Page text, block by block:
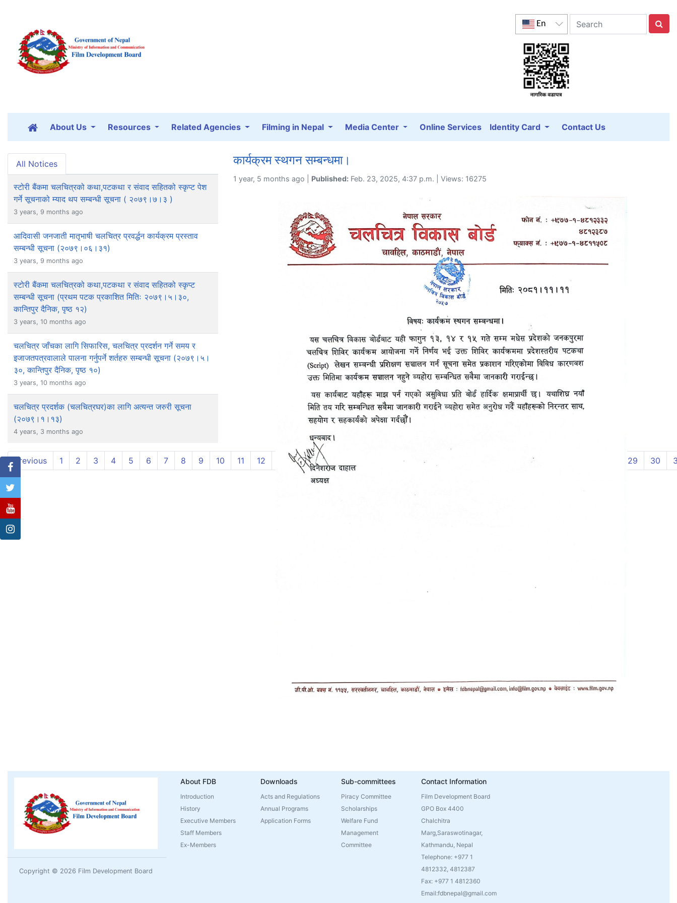
En
About Us Resources Related Agencies Filming in Nepal Media Center Online Services Identity Card Contact Us
All Notices
स्टोरी बैंकमा चलचित्रको कथा,पटकथा र संवाद सहितको स्कृप्ट पेश
गर्ने सूचनाको म्याद थप सम्बन्धी सूचना ( २०७९।७।३ )
3 years, 9 months ago
आदिवासी जनजाती मातृभाषी चलचित्र प्रवर्द्धन कार्यक्रम प्रस्ताव
सम्बन्धी सूचना (२०७९।०६।३१)
3 years, 9 months ago
स्टोरी बैंकमा चलचित्रको कथा,पटकथा र संवाद सहितको स्कृप्ट
सम्बन्धी सूचना (प्रथम पटक प्रकाशित मितिः २०७९।५।३०,
कान्तिपुर दैनिक, पृष्ठ १२)
3 years, 10 months ago
चलचित्र जाँचका लागि सिफारिस, चलचित्र प्रदर्शन गर्ने समय र
इजाजतपत्रवालाले पालना गर्नुपर्ने शर्तहरु सम्बन्धी सूचना (२०७९।५।
३०, कान्तिपुर दैनिक, पृष्ठ १०)
3 years, 10 months ago
चलचित्र प्रदर्शक (चलचित्रघर)का लागि अत्यन्त जरुरी सूचना
(२०७९।१।१३)
4 years, 3 months ago
Previous 1 2 3 4 5 6 7 8 9 10 11 12 14 15 29 30
कार्यक्रम स्थगन सम्बन्धमा।
1 year, 5 months ago | Published: Feb. 23, 2025, 4:37 p.m. | Views: 16275
Copyright © 2026 Film Development Board
About FDB
Introduction
History
Executive Members
Staff Members
Ex-Members
Downloads
Acts and Regulations
Annual Programs
Application Forms
Sub-committees
Piracy Committee
Scholarships
Welfare Fund
Management
Committee
Contact Information
Film Development Board
GPO Box 4400
Chalchitra
Marg,Saraswotinagar,
Kathmandu, Nepal
Telephone: +977 1
4812332, 4812387
Fax: +977 1 4812360
Email:fdbnepal@gmail.com